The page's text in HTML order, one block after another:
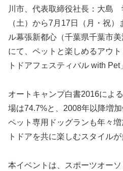
川市、代表取締役社長：大島
（土）から7月17日（月・祝
ル幕張新都心（千葉県千葉市
にて、ペットと楽しめるアウ
トドアフェスティバル with Pet
オートキャンプ白書2016によ
場は74.7%と、2008年以降増加
ペット専用ドッグランも年々
トドアを共に楽しむスタイルが
本イベントは、スポーツオー